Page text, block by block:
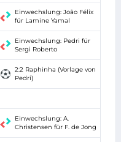
Einwechslung: João Félix
für Lamine Yamal
Einwechslung: Pedri für
Sergi Roberto
2:2 Raphinha (Vorlage von
Pedri)
Einwechslung: A.
Christensen für F. de Jong